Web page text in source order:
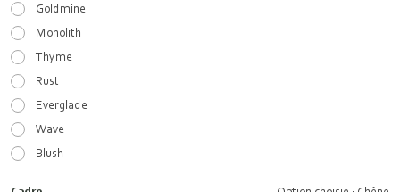
Goldmine
Monolith
Thyme
Rust
Everglade
Wave
Blush